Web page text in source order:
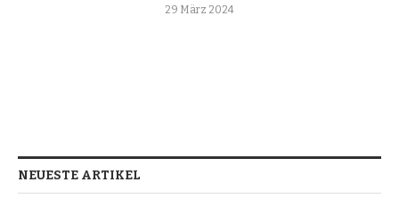
29 März 2024
NEUESTE ARTIKEL